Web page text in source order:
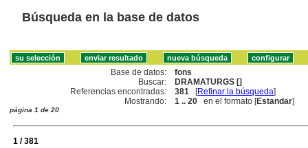
Búsqueda en la base de datos
Base de datos:
fons
Buscar:
DRAMATURGS []
Referencias encontradas:
381 [Refinar la búsqueda]
Mostrando:
1 .. 20 en el formato [Estandar]
página 1 de 20
1 / 381